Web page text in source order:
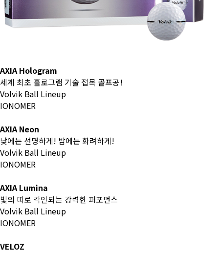
AXIA Hologram
세계 최초 홀로그램 기술 접목 골프공!
Volvik Ball Lineup
IONOMER
AXIA Neon
낮에는 선명하게! 밤에는 화려하게!
Volvik Ball Lineup
IONOMER
AXIA Lumina
빛의 띠로 각인되는 강력한 퍼포먼스
Volvik Ball Lineup
IONOMER
VELOZ